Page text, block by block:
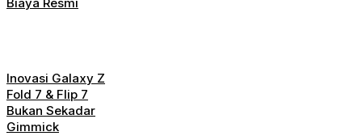
Inovasi Galaxy Z
Fold 7 & Flip 7
Bukan Sekadar
Gimmick